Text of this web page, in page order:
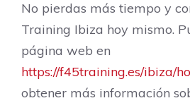
No pierdas más tiempo y
Training Ibiza hoy mismo.
página web en
https://f45training.es/ibiza/
obtener más información